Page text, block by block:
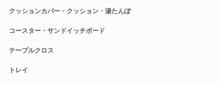
クッションカバー・クッション・湯たんぽ
コースター・サンドイッチボード
テーブルクロス
トレイ